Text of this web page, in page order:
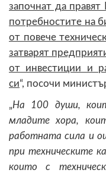
започнат да
потребностите на
от повече
затварят
от инвестиции и
си“, посочи
„На 100 души,
младите хора,
работната сила и
при техническите
които с